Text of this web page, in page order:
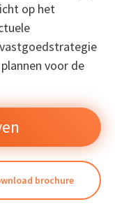
op het
voor de
brochure